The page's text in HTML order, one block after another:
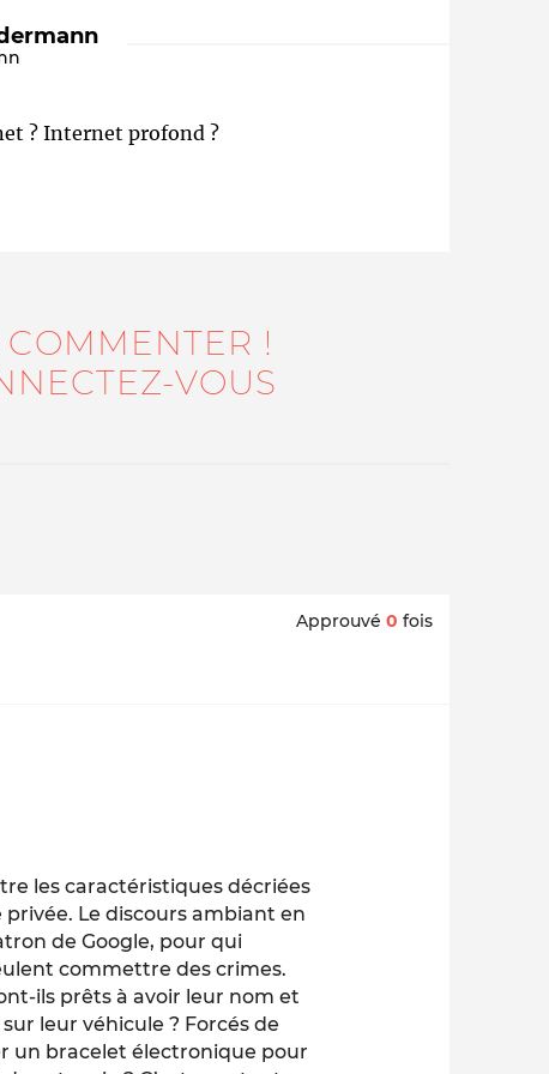
? Internet profond ?
!
VOUS
Approuvé 0 fois
les caractéristiques décriées
Le discours ambiant en
de Google, pour qui
commettre des crimes.
ils prêts à avoir leur nom et
leur véhicule ? Forcés de
un bracelet électronique pour